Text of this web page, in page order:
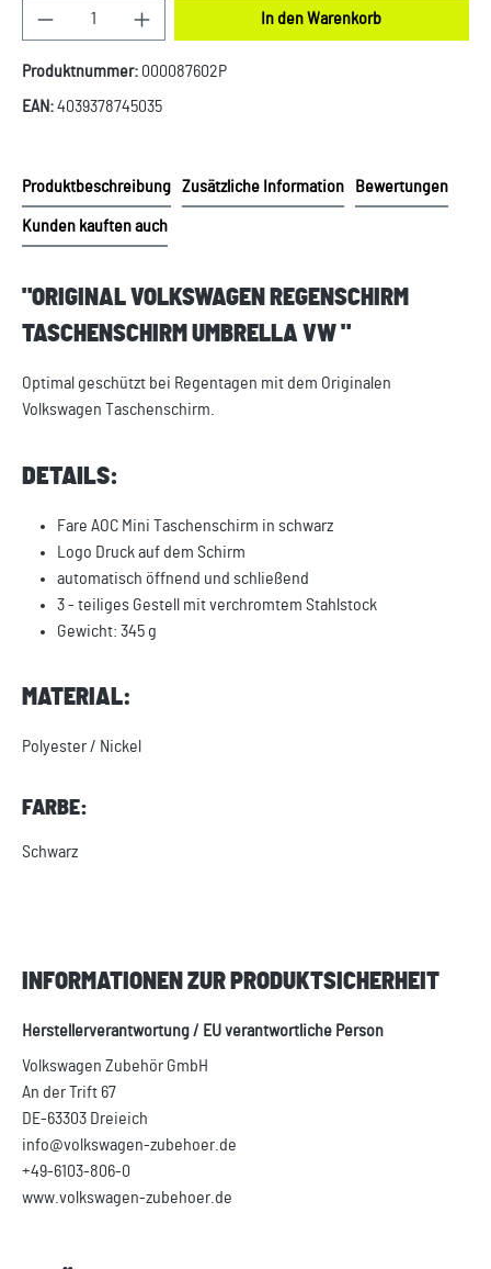
Produkt Anzahl: Gib den gewünschten Wert ein
In den Warenkorb
Produktnummer: 000087602P
EAN:4039378745035
Produktbeschreibung Zusätzliche Information Bewertungen
Kunden kauften auch
"ORIGINAL VOLKSWAGEN REGENSCHIRM
TASCHENSCHIRM UMBRELLA VW "
Optimal geschützt bei Regentagen mit dem Originalen
Volkswagen Taschenschirm.
DETAILS:
Fare AOC Mini Taschenschirm in schwarz
Logo Druck auf dem Schirm
automatisch öffnend und schließend
3 - teiliges Gestell mit verchromtem Stahlstock
Gewicht: 345 g
MATERIAL:
Polyester / Nickel
FARBE:
Schwarz
INFORMATIONEN ZUR PRODUKTSICHERHEIT
Herstellerverantwortung / EU verantwortliche Person
Volkswagen Zubehör GmbH
An der Trift 67
DE-63303 Dreieich
info@volkswagen-zubehoer.de
+49-6103-806-0
www.volkswagen-zubehoer.de